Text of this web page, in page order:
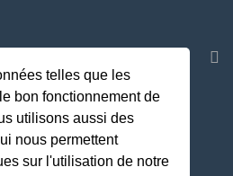
telles que les
bon fonctionnement de
utilisons aussi des
nous permettent
sur l'utilisation de notre